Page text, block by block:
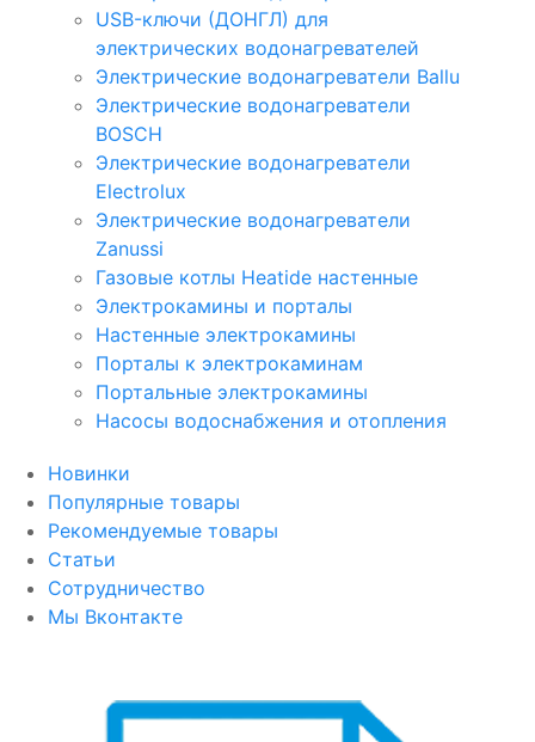
USB-ключи (ДОНГЛ) для
электрических водонагревателей
Электрические водонагреватели Ballu
Электрические водонагреватели
BOSCH
Электрические водонагреватели
Electrolux
Электрические водонагреватели
Zanussi
Газовые котлы Heatide настенные
Электрокамины и порталы
Настенные электрокамины
Порталы к электрокаминам
Портальные электрокамины
Насосы водоснабжения и отопления
Новинки
Популярные товары
Рекомендуемые товары
Статьи
Сотрудничество
Мы Вконтакте